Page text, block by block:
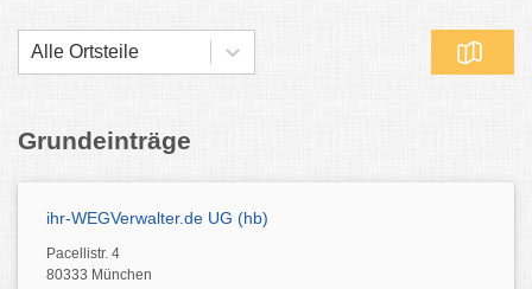
Alle Ortsteile
Grundeinträge
ihr-WEGVerwalter.de UG (hb)
Pacellistr. 4
80333 München